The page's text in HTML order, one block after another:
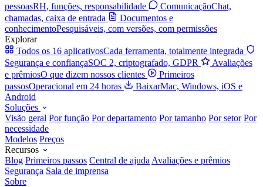
pessoasRH, funções, responsabilidade ComunicaçãoChat,
chamadas, caixa de entrada
Documentos e
conhecimentoPesquisáveis, com versões, com permissões
Explorar
Todos os 16 aplicativosCada ferramenta, totalmente integrada
Segurança e confiançaSOC 2, criptografado, GDPR
Avaliações
e prêmiosO que dizem nossos clientes
Primeiros
passosOperacional em 24 horas BaixarMac, Windows, iOS e
Android
Soluções
Visão geral Por função Por departamento Por tamanho Por setor Por
necessidade
Modelos Preços
Recursos
Blog Primeiros passos Central de ajuda Avaliações e prêmios
Segurança Sala de imprensa
Sobre